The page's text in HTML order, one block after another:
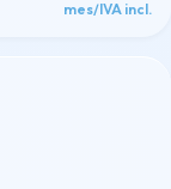
mes/IVA incl.